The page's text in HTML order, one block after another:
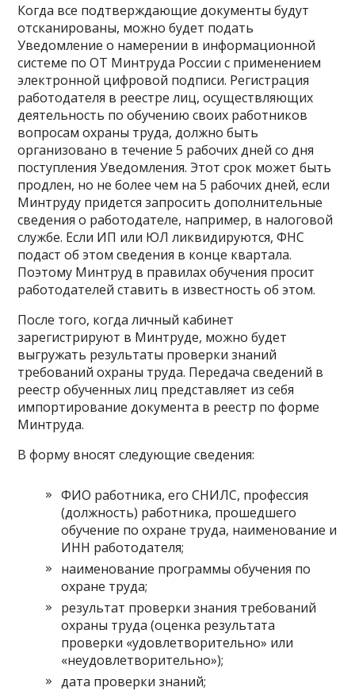
Когда все подтверждающие документы будут
отсканированы, можно будет подать
Уведомление о намерении в информационной
системе по ОТ Минтруда России с применением
электронной цифровой подписи. Регистрация
работодателя в реестре лиц, осуществляющих
деятельность по обучению своих работников
вопросам охраны труда, должно быть
организовано в течение 5 рабочих дней со дня
поступления Уведомления. Этот срок может быть
продлен, но не более чем на 5 рабочих дней, если
Минтруду придется запросить дополнительные
сведения о работодателе, например, в налоговой
службе. Если ИП или ЮЛ ликвидируются, ФНС
подаст об этом сведения в конце квартала.
Поэтому Минтруд в правилах обучения просит
работодателей ставить в известность об этом.
После того, когда личный кабинет
зарегистрируют в Минтруде, можно будет
выгружать результаты проверки знаний
требований охраны труда. Передача сведений в
реестр обученных лиц представляет из себя
импортирование документа в реестр по форме
Минтруда.
В форму вносят следующие сведения:
ФИО работника, его СНИЛС, профессия
(должность) работника, прошедшего
обучение по охране труда, наименование и
ИНН работодателя;
наименование программы обучения по
охране труда;
результат проверки знания требований
охраны труда (оценка результата
проверки «удовлетворительно» или
«неудовлетворительно»);
дата проверки знаний;